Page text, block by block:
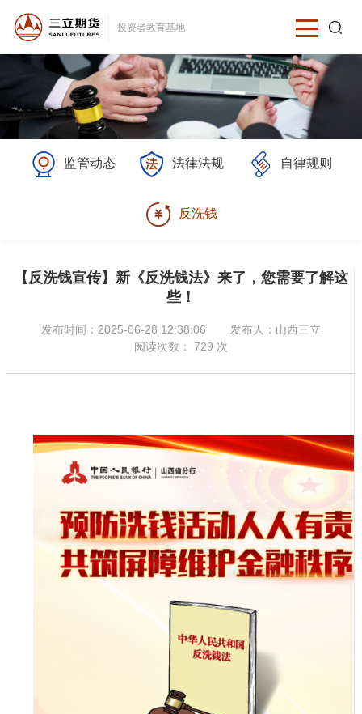
投资者教育基地
监管动态 法律法规 自律规则
反洗钱
【反洗钱宣传】新《反洗钱法》来了，您需要了解这
些！
发布时间：2025-06-28 12:38:06 发布人： 山西三立
阅读次数： 729 次